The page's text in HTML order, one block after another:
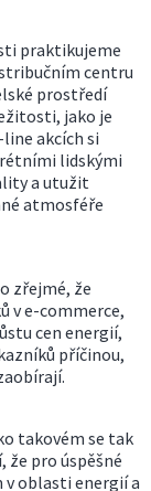
praktikujeme
centru
prostředí
jako je
akcích si
lidskými
a utužit
atmosféře
zřejmé, že
v e-commerce,
cen energií,
příčinou,
takovém se tak
že pro úspěšné
v oblasti energií a